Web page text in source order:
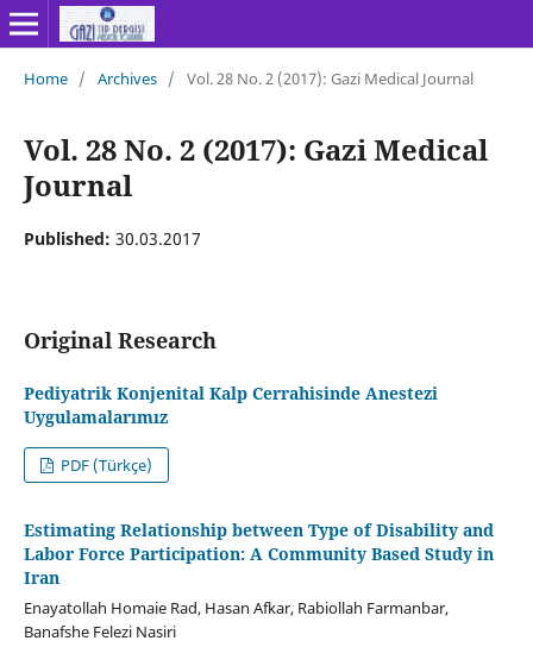
Home / Archives / Vol. 28 No. 2 (2017): Gazi Medical Journal
Vol. 28 No. 2 (2017): Gazi Medical
Journal
Published: 30.03.2017
Original Research
Pediyatrik Konjenital Kalp Cerrahisinde Anestezi
Uygulamalarımız
PDF (Türkçe)
Estimating Relationship between Type of Disability and
Labor Force Participation: A Community Based Study in
Iran
Enayatollah Homaie Rad, Hasan Afkar, Rabiollah Farmanbar,
Banafshe Felezi Nasiri